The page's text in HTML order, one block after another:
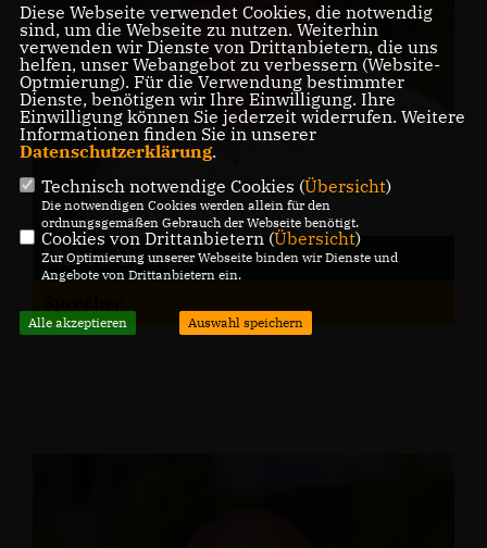
Marco Upmann
Diese Webseite verwendet Cookies, die notwendig
sind, um die Webseite zu nutzen. Weiterhin
verwenden wir Dienste von Drittanbietern, die uns
helfen, unser Webangebot zu verbessern (Website-
Optmierung). Für die Verwendung bestimmter
Dienste, benötigen wir Ihre Einwilligung. Ihre
Einwilligung können Sie jederzeit widerrufen. Weitere
Informationen finden Sie in unserer
Datenschutzerklärung.
Technisch notwendige Cookies (Übersicht)
Die notwendigen Cookies werden allein für den
ordnungsgemäßen Gebrauch der Webseite benötigt.
Cookies von Drittanbietern (Übersicht)
Zur Optimierung unserer Webseite binden wir Dienste und
Angebote von Drittanbietern ein.
Alle akzeptieren Auswahl speichern